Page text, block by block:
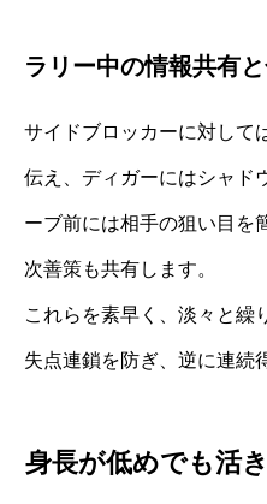
ラリー中の情報共有
サイドブロッカーに対して
伝え、ディガーにはシャド
ーブ前には相手の狙い目を
次善策も共有します。
これらを素早く、淡々と繰
失点連鎖を防ぎ、逆に連続
身長が低めでも活